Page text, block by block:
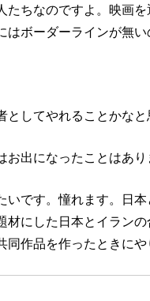
たちなのですよ。映画
はボーダーラインが無い
としてやれることかなと
お出になったことはあり
いです。憧れます。日
材にした日本とイラン
同作品を作ったときにや